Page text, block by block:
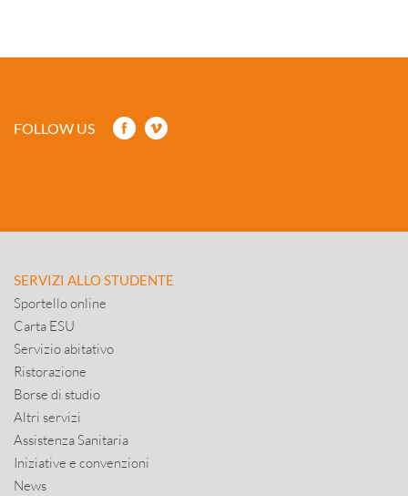
FOLLOW US
SERVIZI ALLO STUDENTE
Sportello online
Carta ESU
Servizio abitativo
Ristorazione
Borse di studio
Altri servizi
Assistenza Sanitaria
Iniziative e convenzioni
News